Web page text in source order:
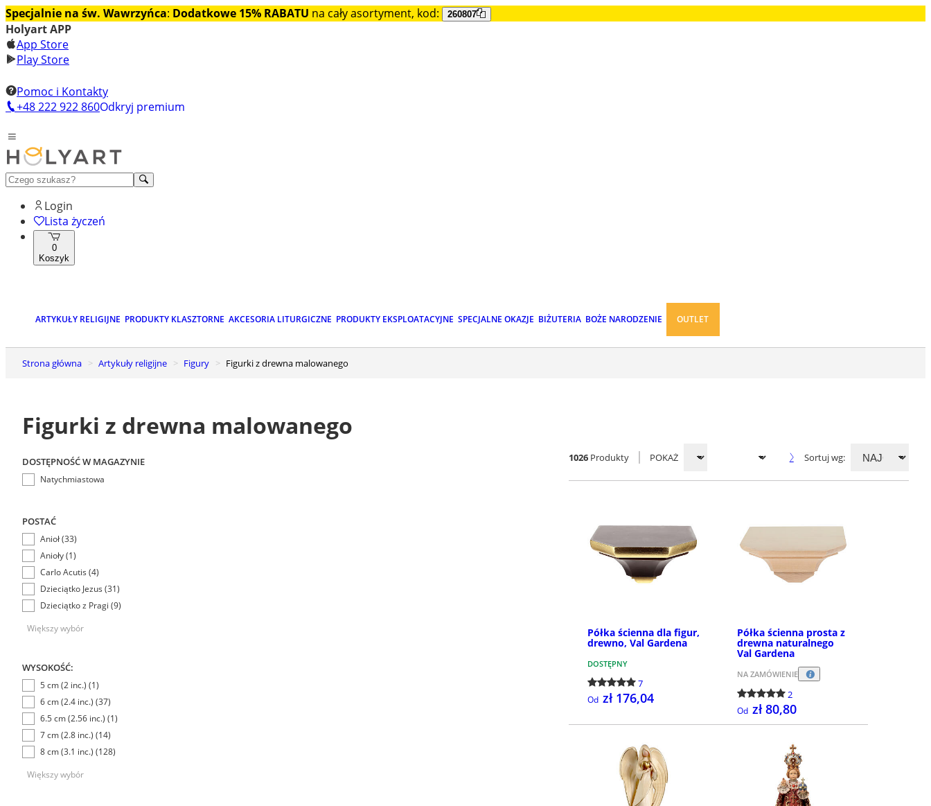
Specjalnie na św. Wawrzyńca: Dodatkowe 15% RABATU na cały asortyment, kod: 260807
Holyart APP
App Store
Play Store
Pomoc i Kontakty
+48 222 922 860Odkryj premium
Login
Lista życzeń
0
Koszyk
ARTYKUŁY RELIGIJNE PRODUKTY KLASZTORNE AKCESORIA LITURGICZNE PRODUKTY EKSPLOATACYJNE SPECJALNE OKAZJE BIŻUTERIA BOŻE NARODZENIE OUTLET
Strona główna Artykuły religijne Figury Figurki z drewna malowanego
Figurki z drewna malowanego
DOSTĘPNOŚĆ W MAGAZYNIE
Natychmiastowa
POSTAĆ
Anioł (33)
Anioły (1)
Carlo Acutis (4)
Dzieciątko Jezus (31)
Dzieciątko z Pragi (9)
Większy wybór
WYSOKOŚĆ:
5 cm (2 inc.) (1)
6 cm (2.4 inc.) (37)
6.5 cm (2.56 inc.) (1)
7 cm (2.8 inc.) (14)
8 cm (3.1 inc.) (128)
Większy wybór
1026 Produkty POKAŻ Sortuj wg:
Półka ścienna dla figur,
drewno, Val Gardena
DOSTĘPNY
7
Od zł 176,04
Półka ścienna prosta z
drewna naturalnego
Val Gardena
NA ZAMÓWIENIE
2
Od zł 80,80